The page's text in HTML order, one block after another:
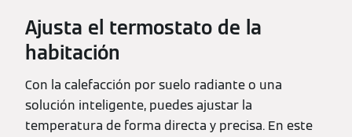
Ajusta el termostato de la
habitación
Con la calefacción por suelo radiante o una
solución inteligente, puedes ajustar la
temperatura de forma directa y precisa. En este